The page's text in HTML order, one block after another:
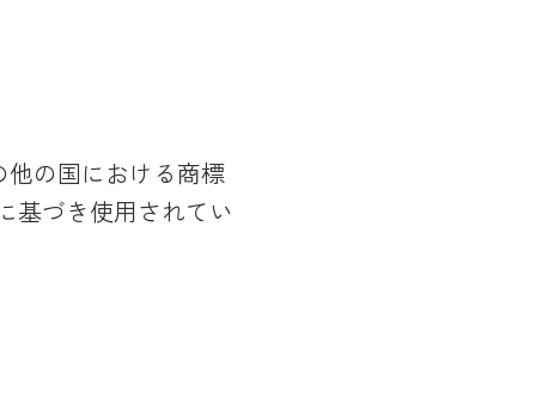
の国における商標
基づき使用されてい